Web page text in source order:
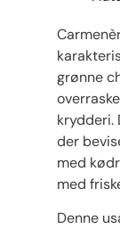
grønne
krydderi.
der
med
med
Denne